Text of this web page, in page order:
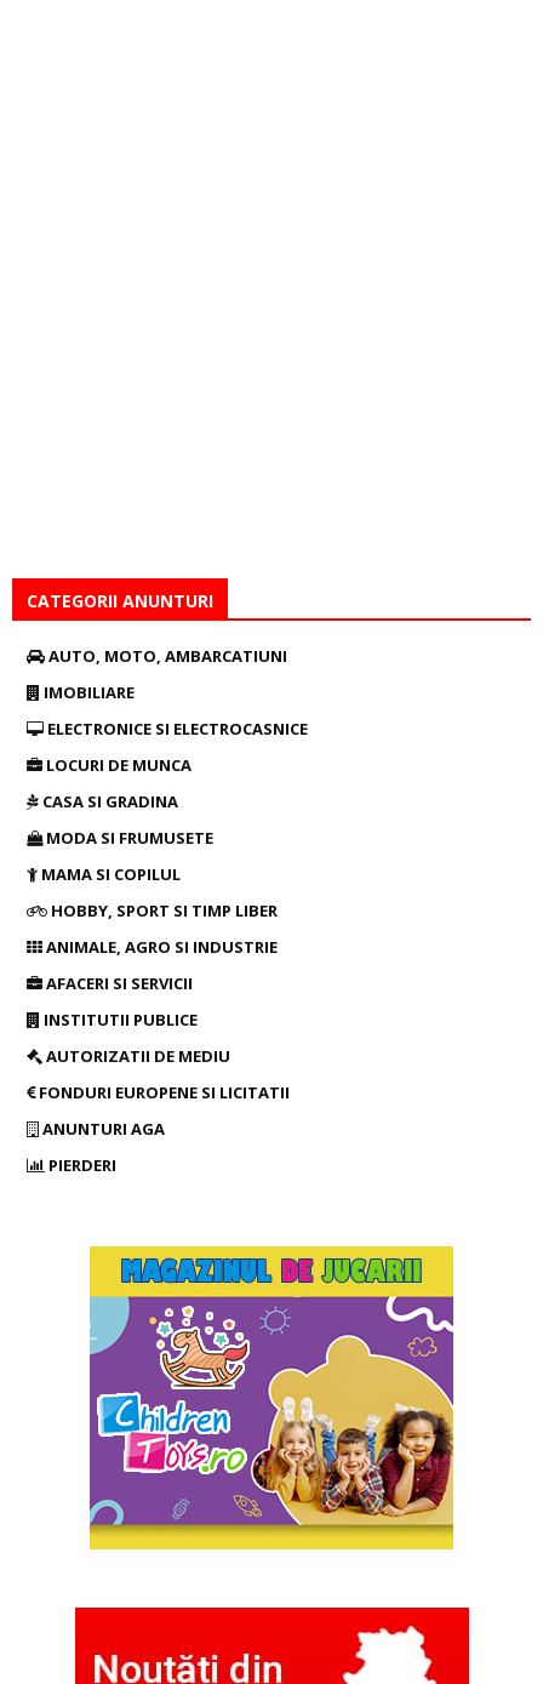
CATEGORII ANUNTURI
AUTO, MOTO, AMBARCATIUNI
IMOBILIARE
ELECTRONICE SI ELECTROCASNICE
LOCURI DE MUNCA
CASA SI GRADINA
MODA SI FRUMUSETE
MAMA SI COPILUL
HOBBY, SPORT SI TIMP LIBER
ANIMALE, AGRO SI INDUSTRIE
AFACERI SI SERVICII
INSTITUTII PUBLICE
AUTORIZATII DE MEDIU
FONDURI EUROPENE SI LICITATII
ANUNTURI AGA
PIERDERI